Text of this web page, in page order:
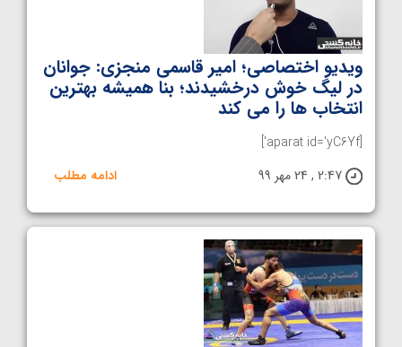
ویدیو اختصاصی؛ امیر قاسمی منجزی: جوانان
در لیگ خوش درخشیدند؛ بنا همیشه بهترین
انتخاب ها را می کند
[aparat id='yC6Yf']
2:47 , 24 مهر 99
ادامه مطلب